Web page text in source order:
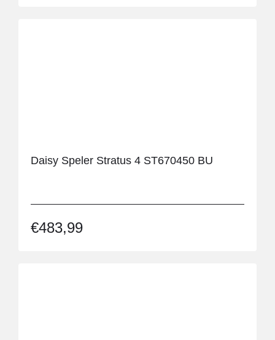
Daisy Speler Stratus 4 ST670450 BU
€483,99